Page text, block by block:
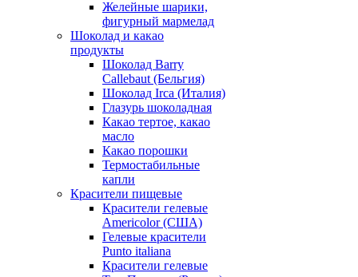
Желейные шарики,
фигурный мармелад
Шоколад и какао
продукты
Шоколад Barry
Callebaut (Бельгия)
Шоколад Irca (Италия)
Глазурь шоколадная
Какао тертое, какао
масло
Какао порошки
Термостабильные
капли
Красители пищевые
Красители гелевые
Americolor (США)
Гелевые красители
Punto italiana
Красители гелевые